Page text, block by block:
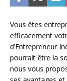
Vous êtes
efficacement
d’Entrepreneur
pourrait être la
nous vous